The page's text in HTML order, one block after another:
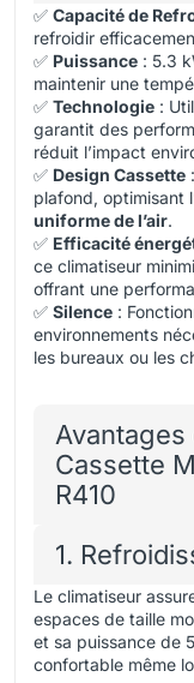
✅ Capacité de
refroidir
✅ Puissance : 5.3
maintenir une
✅ Technologie :
garantit des
réduit l’impact
✅ Design Cassette
plafond, optimisant
uniforme de l’air.
✅ Efficacité
ce climatiseur
offrant une
✅ Silence :
environnements
les bureaux ou les
Cassette
R410
1.
Le climatiseur
espaces de taille
et sa puissance de
confortable même